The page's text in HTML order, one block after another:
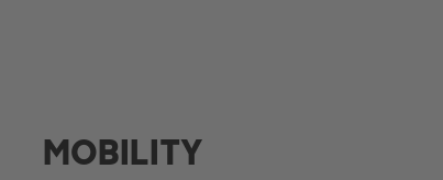
MOBILITY